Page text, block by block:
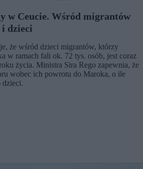
w Ceucie. Wśród migrantów
i dzieci
że wśród dzieci migrantów, którzy
w ramach fali ok. 72 tys. osób, jest coraz
życia. Ministra Sira Rego zapewnia, że
wobec ich powrotu do Maroka, o ile
dzieci.